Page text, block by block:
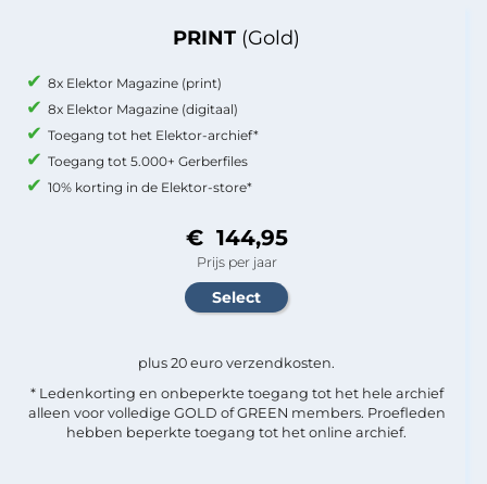
PRINT (Gold)
8x Elektor Magazine (print)
8x Elektor Magazine (digitaal)
Toegang tot het Elektor-archief*
Toegang tot 5.000+ Gerberfiles
10% korting in de Elektor-store*
€ 144,95
Prijs per jaar
plus 20 euro verzendkosten.
* Ledenkorting en onbeperkte toegang tot het hele archief
alleen voor volledige GOLD of GREEN members. Proefleden
hebben beperkte toegang tot het online archief.